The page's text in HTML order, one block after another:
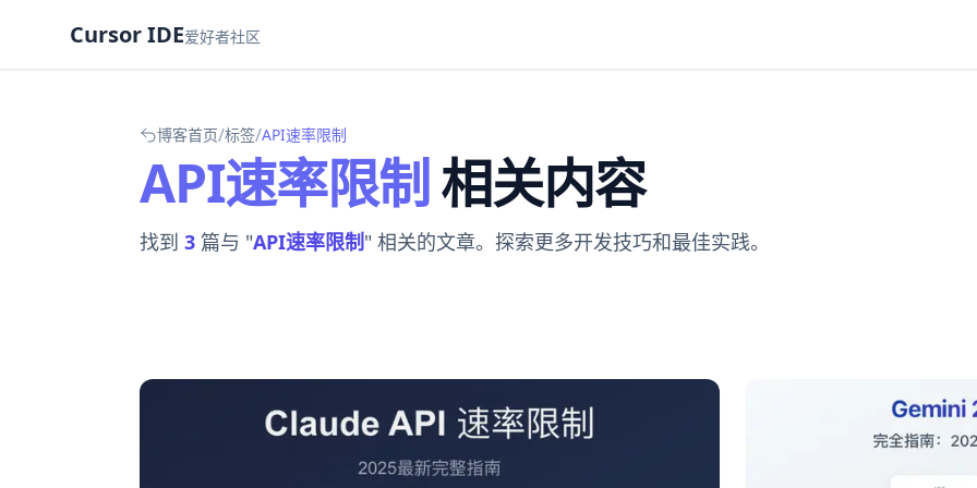
Cursor IDE爱好者社区
博客首页/标签/API速率限制
API速率限制相关内容
找到 3 篇与 "API速率限制" 相关的文章。探索更多开发技巧和最佳实践。